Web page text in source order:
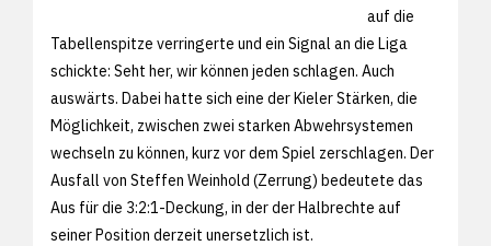
auf die
Tabellenspitze verringerte und ein Signal an die Liga
schickte: Seht her, wir können jeden schlagen. Auch
auswärts. Dabei hatte sich eine der Kieler Stärken, die
Möglichkeit, zwischen zwei starken Abwehrsystemen
wechseln zu können, kurz vor dem Spiel zerschlagen. Der
Ausfall von Steffen Weinhold (Zerrung) bedeutete das
Aus für die 3:2:1-Deckung, in der der Halbrechte auf
seiner Position derzeit unersetzlich ist.